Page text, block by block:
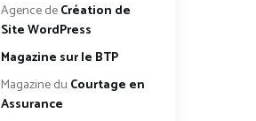
Agence deCréation de
Site WordPress
Magazine sur le BTP
Magazine du Courtage en
Assurance